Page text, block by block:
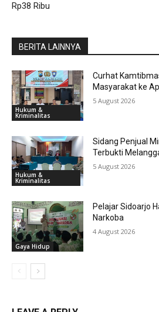
Rp38 Ribu
BERITA LAINNYA
Hukum &
Kriminalitas
Curhat
Masyarakat ke
5 August 2026
Hukum &
Kriminalitas
Sidang Penjual
Terbukti
5 August 2026
Gaya Hidup
Pelajar Sidoarjo
Narkoba
4 August 2026